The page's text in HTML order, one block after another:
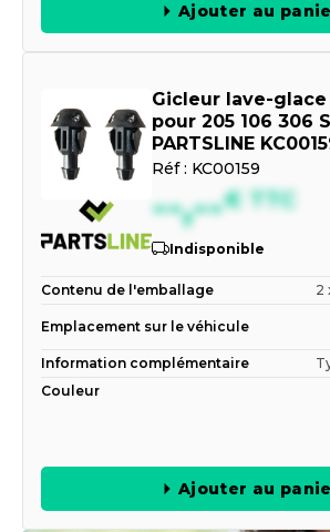
Ajouter au
Gicleur lave-
pour 205 106 306
PARTSLINE
Réf : KC00159
--,--€ TTC
Indisponible
Contenu de l'emballage 2
Emplacement sur le véhicule
Information complémentaire
Couleur
Ajouter au